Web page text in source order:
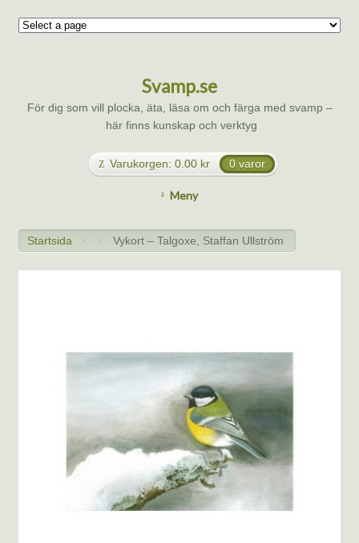
Svamp.se
För dig som vill plocka, äta, läsa om och färga med svamp –
här finns kunskap och verktyg
Varukorgen: 0.00 kr 0 varor
Meny
Startsida > > Vykort – Talgoxe, Staffan Ullström